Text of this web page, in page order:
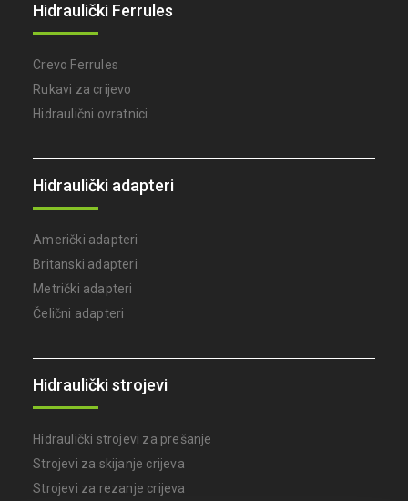
Hidraulički Ferrules
Crevo Ferrules
Rukavi za crijevo
Hidraulični ovratnici
Hidraulički adapteri
Američki adapteri
Britanski adapteri
Metrički adapteri
Čelični adapteri
Hidraulički strojevi
Hidraulički strojevi za prešanje
Strojevi za skijanje crijeva
Strojevi za rezanje crijeva